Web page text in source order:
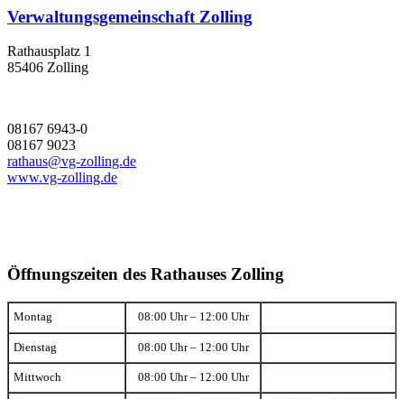
Verwaltungsgemeinschaft Zolling
Rathausplatz 1
85406 Zolling
08167 6943-0
08167 9023
rathaus@vg-zolling.de
www.vg-zolling.de
Öffnungszeiten des Rathauses Zolling
Montag 08:00 Uhr – 12:00 Uhr
Dienstag 08:00 Uhr – 12:00 Uhr
Mittwoch 08:00 Uhr – 12:00 Uhr